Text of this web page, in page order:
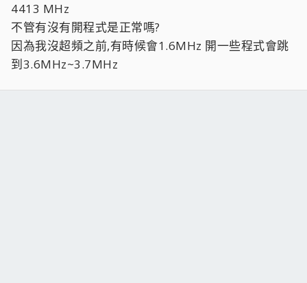
4413 MHz
不管有沒有開程式是正常嗎?
因為我沒超頻之前,有時候會1.6MHz 開一些程式會跳
到3.6MHz~3.7MHz